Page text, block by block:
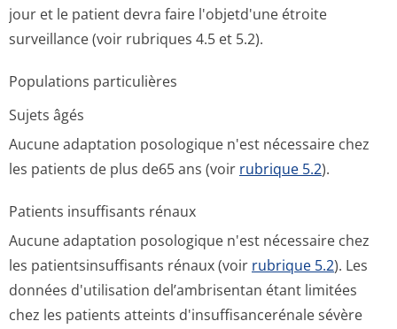
jour et le patient devra faire l'objetd'une étroite
surveillance (voir rubriques 4.5 et 5.2).
Populations particulières
Sujets âgés
Aucune adaptation posologique n'est nécessaire chez
les patients de plus de65 ans (voir rubrique 5.2).
Patients insuffisants rénaux
Aucune adaptation posologique n'est nécessaire chez
les patientsinsuf­fisants rénaux (voir rubrique 5.2). Les
données d'utilisation del’ambrisentan étant limitées
chez les patients atteints d'insuffisance­rénale sévère